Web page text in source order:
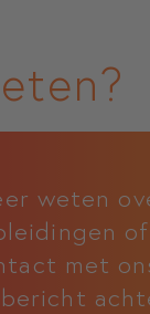
weten
met